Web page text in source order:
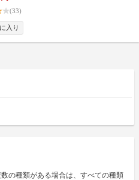
(33)
の種類がある場合は、すべての種類